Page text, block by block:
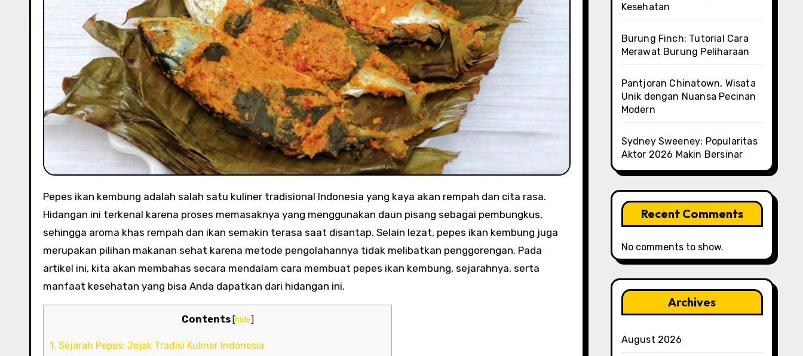
Pepes ikan kembung adalah salah satu kuliner tradisional Indonesia yang kaya akan rempah dan cita rasa.
Hidangan ini terkenal karena proses memasaknya yang menggunakan daun pisang sebagai pembungkus,
sehingga aroma khas rempah dan ikan semakin terasa saat disantap. Selain lezat, pepes ikan kembung juga
merupakan pilihan makanan sehat karena metode pengolahannya tidak melibatkan penggorengan. Pada
artikel ini, kita akan membahas secara mendalam cara membuat pepes ikan kembung, sejarahnya, serta
manfaat kesehatan yang bisa Anda dapatkan dari hidangan ini.
Contents [hide]
1. Sejarah Pepes: Jejak Tradisi Kuliner Indonesia
Kesehatan
Burung Finch: Tutorial Cara
Merawat Burung Peliharaan
Pantjoran Chinatown, Wisata
Unik dengan Nuansa Pecinan
Modern
Sydney Sweeney: Popularitas
Aktor 2026 Makin Bersinar
Recent Comments
No comments to show.
Archives
August 2026